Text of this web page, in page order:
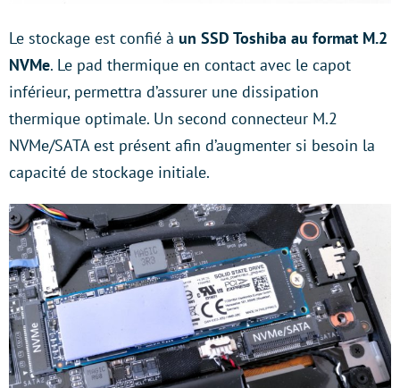
Le stockage est confié à un SSD Toshiba au format M.2
NVMe. Le pad thermique en contact avec le capot
inférieur, permettra d’assurer une dissipation
thermique optimale. Un second connecteur M.2
NVMe/SATA est présent afin d’augmenter si besoin la
capacité de stockage initiale.